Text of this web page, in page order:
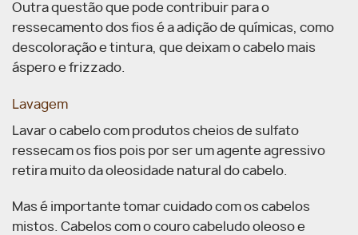
Outra questão que pode contribuir para o
ressecamento dos fios é a adição de químicas, como
descoloração e tintura, que deixam o cabelo mais
áspero e frizzado.
Lavagem
Lavar o cabelo com produtos cheios de sulfato
ressecam os fios pois por ser um agente agressivo
retira muito da oleosidade natural do cabelo.
Mas é importante tomar cuidado com os cabelos
mistos. Cabelos com o couro cabeludo oleoso e